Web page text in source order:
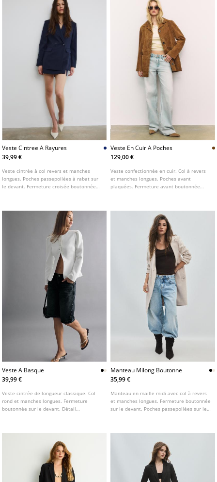
Veste Cintree A Rayures
39,99 €
Veste cintrée à col revers et manches
longues. Poches passepoilées à rabat sur
le devant. Fermeture croisée boutonnée
Veste En Cuir A Poches
129,00 €
Veste confectionnée en cuir. Col à revers
et manches longues. Poches avant
plaquées. Fermeture avant boutonnée
Veste A Basque
39,99 €
Veste cintrée de longueur classique. Col
rond et manches longues. Fermeture
boutonnée sur le devant. Détail
Manteau Milong Boutonne
35,99 €
Manteau en maille midi avec col à revers
et manches longues. Fermeture boutonnée
sur le devant. Poches passepoilées sur les